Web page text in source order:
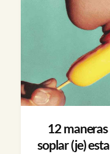
12
soplar (je)